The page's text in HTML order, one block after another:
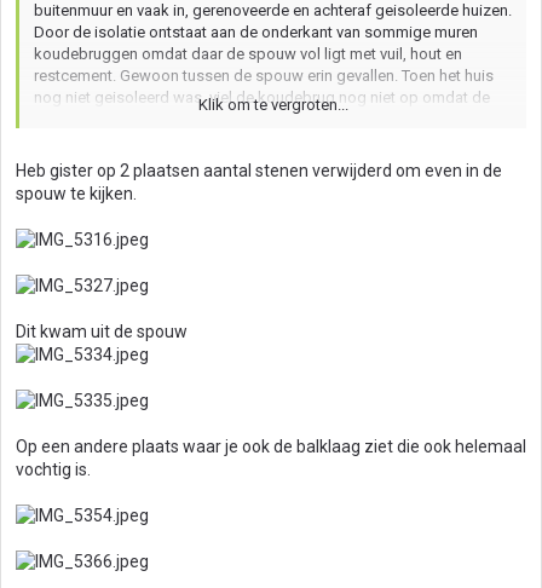
buitenmuur en vaak in, gerenoveerde en achteraf geisoleerde huizen.
Door de isolatie ontstaat aan de onderkant van sommige muren
koudebruggen omdat daar de spouw vol ligt met vuil, hout en
restcement. Gewoon tussen de spouw erin gevallen. Toen het huis
nog niet geisoleerd was, viel de koudebrug nog niet op omdat de
hele muur koud was. Nu de rest van de muur geisoleerd is ontstaat
lucht op de koudebrug en krijg je schimmel. Dus de beste oplossing
zou zijn om de spouw schoon te maken en te isoleren, maar omdat
dat niet eenvoudig is en wellicht duur, zou ik er gewoon een
kacheltje/straler bij zetten zodat de muur warmer wordt en het vocht
niet meer kan condenseren. BTW: Het hoeft alleen in de winter want
Klik om te vergroten...
Heb gister op 2 plaatsen aantal stenen verwijderd om even in de
spouw te kijken.
Dit kwam uit de spouw
Op een andere plaats waar je ook de balklaag ziet die ook helemaal
vochtig is.